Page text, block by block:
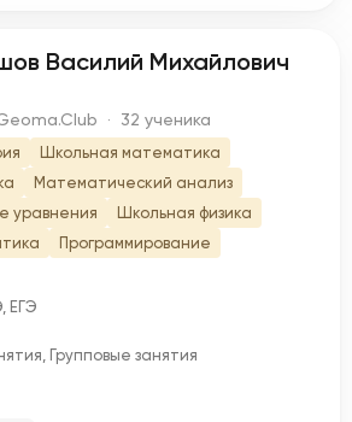
Василий Михайлович
· 32 ученика
Школьная математика
Математический анализ
уравнения
Школьная физика
Программирование
ЕГЭ
Групповые занятия